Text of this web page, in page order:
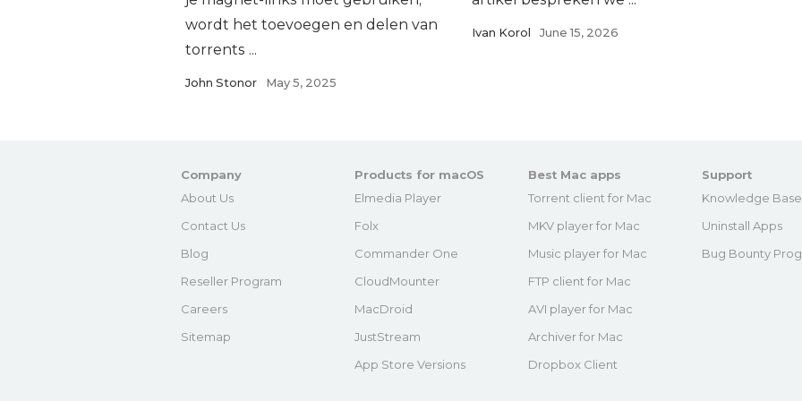
wordt het toevoegen en delen van
torrents ...
John Stonor May 5, 2025
Ivan Korol June 15, 2026
Company
About Us
Contact Us
Blog
Reseller Program
Careers
Sitemap
Products for macOS
Elmedia Player
Folx
Commander One
CloudMounter
MacDroid
JustStream
App Store Versions
Best Mac apps
Torrent client for Mac
MKV player for Mac
Music player for Mac
FTP client for Mac
AVI player for Mac
Archiver for Mac
Dropbox Client
Support
Knowledge Base
Uninstall Apps
Bug Bounty